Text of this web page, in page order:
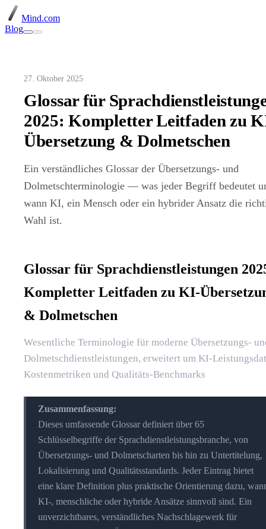
Mind.com
Blog
27. Oktober 2025
Glossar für
2025: Kompletter Leitfaden zu
Übersetzung & Dolmetschen
Ein verständliches Glossar der Übersetzungs- und
Dolmetschterminologie — was jeder Begriff bedeutet
wann KI, ein Mensch oder ein hybrider Ansatz die
Wahl ist.
Glossar für Sprachdienstleistungen
Kompletter Leitfaden zu KI-
& Dolmetschen
Wesentliche Terminologie für moderne Übersetzungs-
Dolmetschdienstleistungen, erweitert um KI-
Kostenmetriken und Qualitäts-Benchmarks
Zusammenfassung:
Dieses umfassende Glossar definiert über 65
Schlüsselbegriffe der Sprachdienstleistungsbranche, von
Übersetzungs- und Dolmetscharten bis hin zu Untertitelung,
Lokalisierung und Qualitätsstandards. Jeder Eintrag bietet
eine klare Definition plus praktische Orientierung dazu,
KI-, menschliche oder hybride Ansätze sinnvoll sind. Ein
unverzichtbares, verständliches Nachschlagewerk für